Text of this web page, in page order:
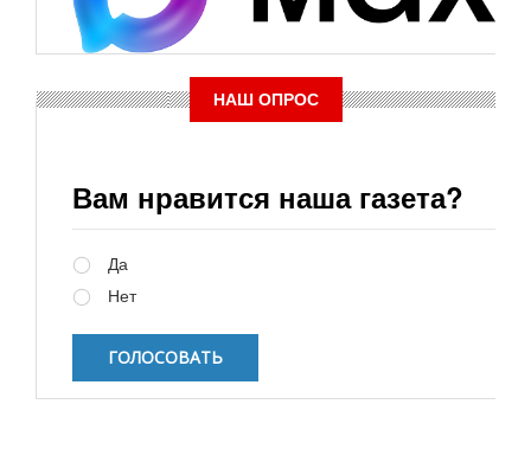
НАШ ОПРОС
Вам нравится наша газета?
Да
Нет